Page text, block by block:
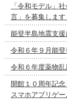
「令和モデル」
言」を募集します
能登半島地震支
令和６年９月能
令和６年度薬物
開館１０周年記
スマホアプリゲ